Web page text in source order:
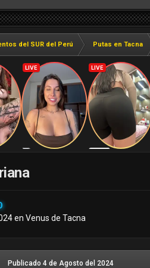
del SUR del Perú Putas en Tacna
en Venus de Tacna
Publicado 4 de Agosto del 2024